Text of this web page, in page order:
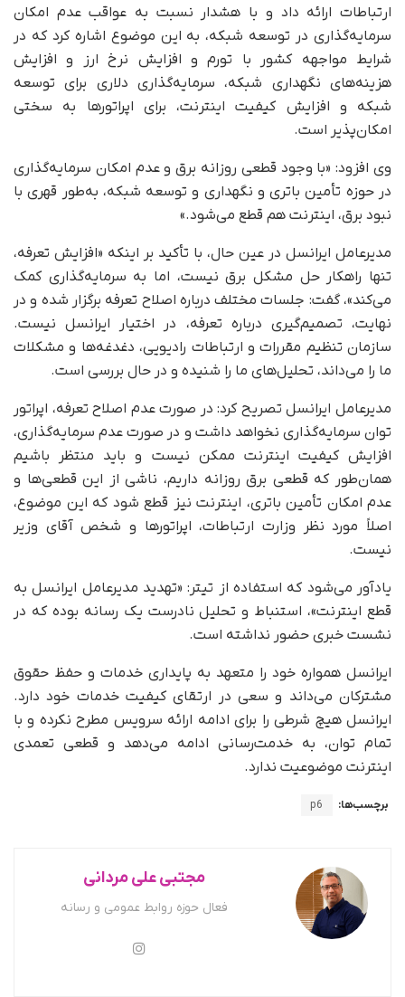
ارتباطات ارائه داد و با هشدار نسبت به عواقب عدم امکان
سرمایه‌گذاری در توسعه شبکه، به این موضوع اشاره کرد که در
شرایط مواجهه کشور با تورم و افزایش نرخ ارز و افزایش
هزینه‌های نگهداری شبکه، سرمایه‌گذاری دلاری برای توسعه
شبکه و افزایش کیفیت اینترنت، برای اپراتورها به سختی
امکان‌پذیر است.
وی افزود: «با وجود قطعی روزانه برق و عدم امکان سرمایه‌گذاری
در حوزه تأمین باتری و نگهداری و توسعه شبکه، به‌طور قهری با
نبود برق، اینترنت هم قطع می‌شود.»
مدیرعامل ایرانسل در عین حال، با تأکید بر اینکه «افزایش تعرفه،
تنها راهکار حل مشکل برق نیست، اما به سرمایه‌گذاری کمک
می‌کند»، گفت: جلسات مختلف درباره اصلاح تعرفه برگزار شده و در
نهایت، تصمیم‌گیری درباره تعرفه، در اختیار ایرانسل نیست.
سازمان تنظیم مقررات و ارتباطات رادیویی، دغدغه‌ها و مشکلات
ما را می‌داند، تحلیل‌های ما را شنیده و در حال بررسی است.
مدیرعامل ایرانسل تصریح کرد: در صورت عدم اصلاح تعرفه، اپراتور
توان سرمایه‌گذاری نخواهد داشت و در صورت عدم سرمایه‌گذاری،
افزایش کیفیت اینترنت ممکن نیست و باید منتظر باشیم
همان‌طور که قطعی برق روزانه داریم، ناشی از این قطعی‌ها و
عدم امکان تأمین باتری، اینترنت نیز قطع شود که این موضوع،
اصلاً مورد نظر وزارت ارتباطات، اپراتورها و شخص آقای وزیر
نیست.
یادآور می‌شود که استفاده از تیتر: «تهدید مدیرعامل ایرانسل به
قطع اینترنت»، استنباط و تحلیل نادرست یک رسانه بوده که در
نشست خبری حضور نداشته است.
ایرانسل همواره خود را متعهد به پایداری خدمات و حفظ حقوق
مشترکان می‌داند و سعی در ارتقای کیفیت خدمات خود دارد.
ایرانسل هیچ شرطی را برای ادامه ارائه سرویس مطرح نکرده و با
تمام توان، به خدمت‌رسانی ادامه می‌دهد و قطعی تعمدی
اینترنت موضوعیت ندارد.
برچسب‌ها: p6
مجتبی علی مردانی
فعال حوزه روابط عمومی و رسانه